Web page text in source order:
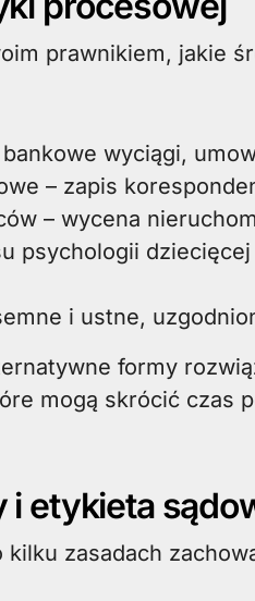
prawnikiem, jakie
wyciągi,
– zapis
– wycena
psychologii
i ustne,
formy
mogą skrócić czas
i etykieta
zasadach